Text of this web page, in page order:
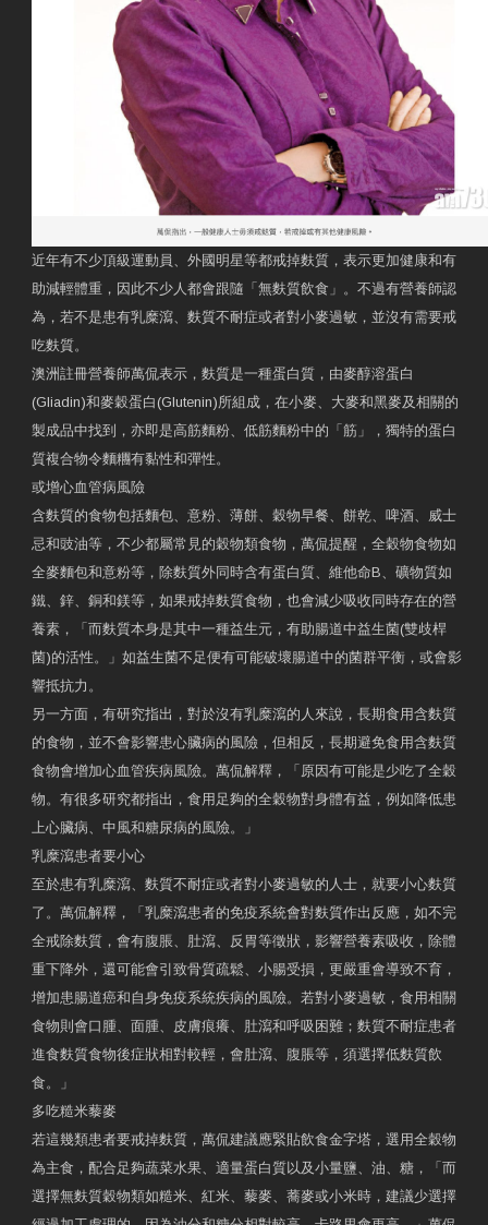
近年有不少頂級運動員、外國明星等都戒掉麩質，表示更加健康和有
助減輕體重，因此不少人都會跟隨「無麩質飲食」。不過有營養師認
為，若不是患有乳糜瀉、麩質不耐症或者對小麥過敏，並沒有需要戒
吃麩質。
澳洲註冊營養師萬侃表示，麩質是一種蛋白質，由麥醇溶蛋白
(Gliadin)和麥穀蛋白(Glutenin)所組成，在小麥、大麥和黑麥及相關的
製成品中找到，亦即是高筋麵粉、低筋麵粉中的「筋」，獨特的蛋白
質複合物令麵糰有黏性和彈性。
或增心血管病風險
含麩質的食物包括麵包、意粉、薄餅、穀物早餐、餅乾、啤酒、威士
忌和豉油等，不少都屬常見的穀物類食物，萬侃提醒，全穀物食物如
全麥麵包和意粉等，除麩質外同時含有蛋白質、維他命B、礦物質如
鐵、鋅、銅和鎂等，如果戒掉麩質食物，也會減少吸收同時存在的營
養素，「而麩質本身是其中一種益生元，有助腸道中益生菌(雙歧桿
菌)的活性。」如益生菌不足便有可能破壞腸道中的菌群平衡，或會影
響抵抗力。
另一方面，有研究指出，對於沒有乳糜瀉的人來說，長期食用含麩質
的食物，並不會影響患心臟病的風險，但相反，長期避免食用含麩質
食物會增加心血管疾病風險。萬侃解釋，「原因有可能是少吃了全穀
物。有很多研究都指出，食用足夠的全穀物對身體有益，例如降低患
上心臟病、中風和糖尿病的風險。」
乳糜瀉患者要小心
至於患有乳糜瀉、麩質不耐症或者對小麥過敏的人士，就要小心麩質
了。萬侃解釋，「乳糜瀉患者的免疫系統會對麩質作出反應，如不完
全戒除麩質，會有腹脹、肚瀉、反胃等徵狀，影響營養素吸收，除體
重下降外，還可能會引致骨質疏鬆、小腸受損，更嚴重會導致不育，
增加患腸道癌和自身免疫系統疾病的風險。若對小麥過敏，食用相關
食物則會口腫、面腫、皮膚痕癢、肚瀉和呼吸困難；麩質不耐症患者
進食麩質食物後症狀相對較輕，會肚瀉、腹脹等，須選擇低麩質飲
食。」
多吃糙米藜麥
若這幾類患者要戒掉麩質，萬侃建議應緊貼飲食金字塔，選用全穀物
為主食，配合足夠蔬菜水果、適量蛋白質以及小量鹽、油、糖，「而
選擇無麩質穀物類如糙米、紅米、藜麥、蕎麥或小米時，建議少選擇